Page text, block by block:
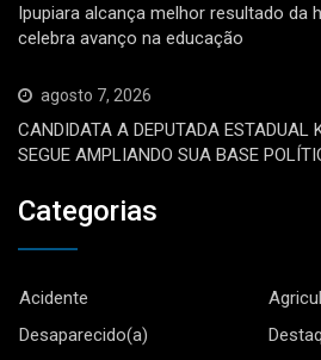
Ipupiara alcança melhor resultado da
celebra avanço na educação
agosto 7, 2026
CANDIDATA A DEPUTADA ESTADUAL
SEGUE AMPLIANDO SUA BASE
Categorias
Acidente
Desaparecido(a)